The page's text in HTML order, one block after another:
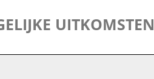
UITKOMSTEN